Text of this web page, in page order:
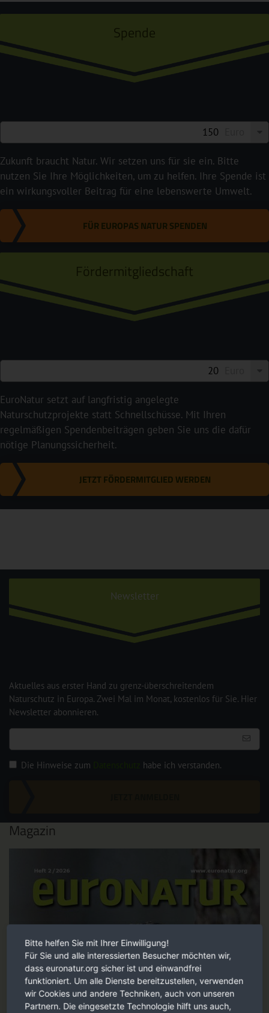
Spende
Zukunft braucht Natur. Wir setzen uns für sie ein. Bitte
nutzen Sie Ihre Möglichkeiten, um zu helfen. Ihre Spende ist
ein wirkungsvoller Beitrag für eine lebenswerte Umwelt.
FÜR EUROPAS NATUR SPENDEN
Fördermitgliedschaft
EuroNatur setzt auf langfristig angelegte
Naturschutzprojekte statt Schnellschüsse. Mit Ihren
regelmäßigen Spendenbeiträgen geben Sie uns die dafür
nötige Planungssicherheit.
JETZT FÖRDERMITGLIED WERDEN
Newsletter
Aktuelles aus erster Hand zu grenz-überschreitendem
Naturschutz in Europa. Zwei Mal im Monat, kostenlos für Sie. Hier
Newsletter abonnieren.
Die Hinweise zum habe ich verstanden.
Magazin
Bitte helfen Sie mit Ihrer Einwilligung!
Für Sie und alle interessierten Besucher möchten wir,
dass euronatur.org sicher ist und einwandfrei
funktioniert. Um alle Dienste bereitzustellen, verwenden
wir Cookies und andere Techniken, auch von unseren
Partnern. Die eingesetzte Technologie hilft uns auch,